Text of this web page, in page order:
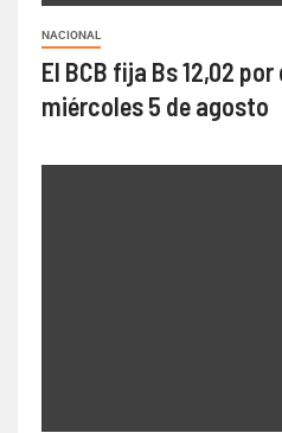
NACIONAL
El BCB fija Bs 12,02
miércoles 5 de agosto